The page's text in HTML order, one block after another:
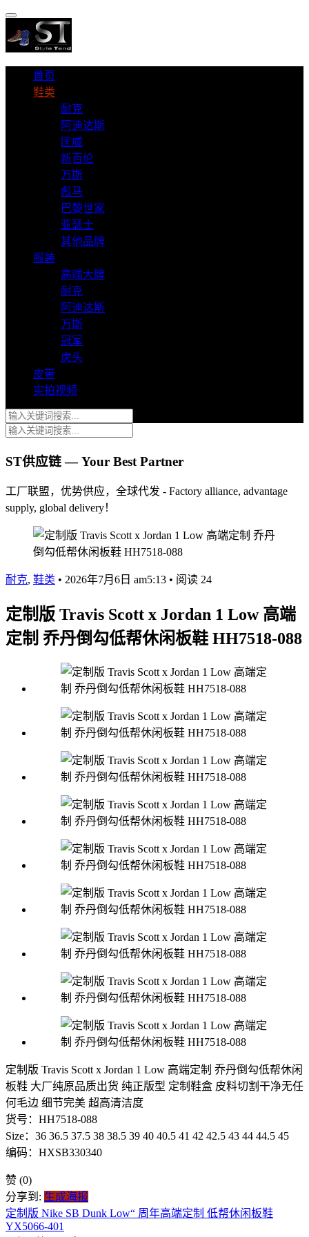
首页
鞋类
耐克
阿迪达斯
匡威
新百伦
万斯
彪马
巴黎世家
亚瑟士
其他品牌
服装
高端大牌
耐克
阿迪达斯
万斯
冠军
虎头
皮带
实拍视频
ST供应链 — Your Best Partner
工厂联盟，优势供应，全球代发 - Factory alliance, advantage
supply, global delivery！
耐克, 鞋类 • 2026年7月6日 am5:13 • 阅读 24
定制版 Travis Scott x Jordan 1 Low 高端
定制 乔丹倒勾低帮休闲板鞋 HH7518-088
定制版 Travis Scott x Jordan 1 Low 高端定制 乔丹倒勾低帮休闲
板鞋 大厂纯原品质出货 纯正版型 定制鞋盒 皮料切割干净无任
何毛边 细节完美 超高清洁度
货号：HH7518-088
Size：36 36.5 37.5 38 38.5 39 40 40.5 41 42 42.5 43 44 44.5 45
编码：HXSB330340
赞 (0)
分享到: 生成海报
定制版 Nike SB Dunk Low“ 周年高端定制 低帮休闲板鞋
YX5066-401